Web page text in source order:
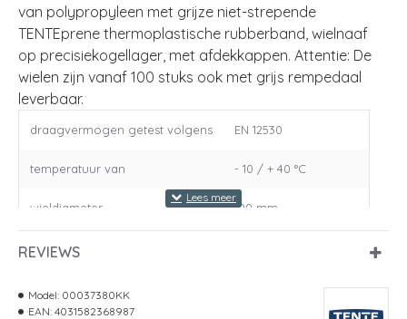
van polypropyleen met grijze niet-strepende
TENTEprene thermoplastische rubberband, wielnaaf
op precisiekogellager, met afdekkappen. Attentie: De
wielen zijn vanaf 100 stuks ook met grijs rempedaal
leverbaar.
draagvermogen getest volgens EN 12530
temperatuur van - 10 / + 40 °C
wieldiameter 100 mm
bandbreedte
REVIEWS
Model: 00037380KK
EAN: 4031582368987